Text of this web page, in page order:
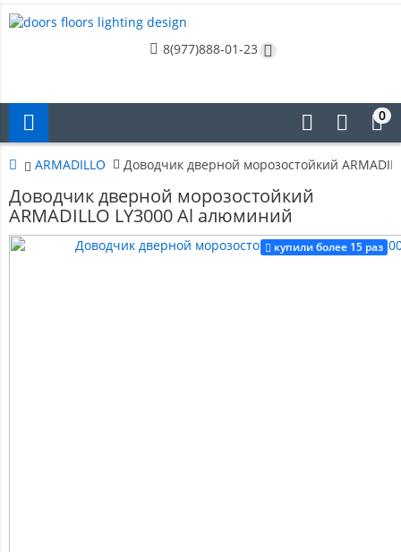
8(977)888-01-23
0
ARMADILLO Доводчик дверной морозостойкий
Доводчик дверной морозостойкий
ARMADILLO LY3000 Al алюминий
купили более 15 раз